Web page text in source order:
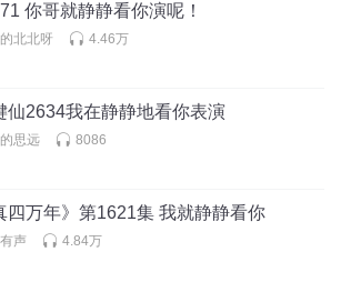
你哥就静静看你演呢！
北北呀 4.46万
仙2634我在静静地看你表演
思远 8086
四万年》第1621集 我就静静看你
声 4.84万